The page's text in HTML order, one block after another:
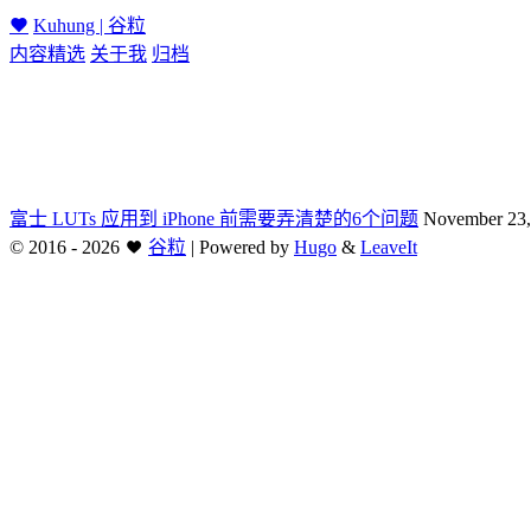
Kuhung | 谷粒
内容精选 关于我 归档
富士 LUTs 应用到 iPhone 前需要弄清楚的6个问题 November
© 2016 - 2026 谷粒 | Powered by Hugo & LeaveIt